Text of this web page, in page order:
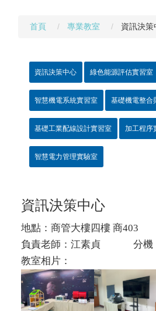
首頁 專業教室 資訊決策
資訊決策中心 綠色能源評估實習室
智慧機電系統實習室 基礎機電整合
基礎工業配線設計實習室 加工程序
智慧電力管理實驗室
資訊決策中心
地點：商管大樓四樓 商403
負責老師：江素貞 分機
教室相片：